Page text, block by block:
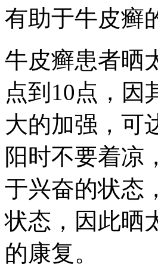
有助于牛皮癣
牛皮癣患者晒
点到10点，因
大的加强，可
阳时不要着凉
于兴奋的状态
状态，因此晒
的康复。